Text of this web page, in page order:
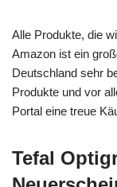
Alle Produkte, die
Amazon ist ein
Deutschland sehr
Produkte und vor
Portal eine treue
Tefal